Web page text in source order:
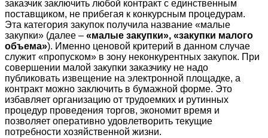
заказчик заключить любой контракт с единственным
поставщиком, не прибегая к конкурсным процедурам.
Эта категория закупок получила название «малые
закупки» (далее – «малые закупки», «закупки малого
объема»). Именно ценовой критерий в данном случае
служит «пропуском» в зону неконкурентных закупок. При
совершении малой закупки заказчику не надо
публиковать извещение на электронной площадке, а
контракт можно заключить в бумажной форме. Это
избавляет организацию от трудоемких и рутинных
процедур проведения торгов, экономит время и
позволяет оперативно удовлетворить текущие
потребности хозяйственной жизни.